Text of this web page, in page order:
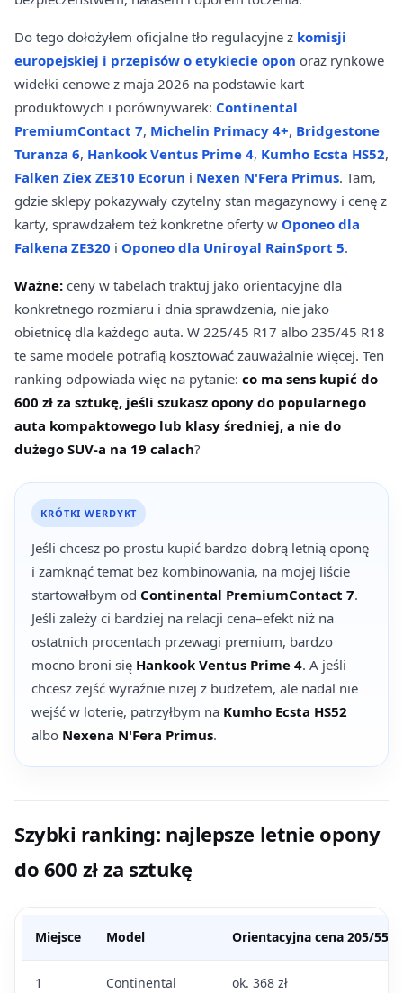
Do tego dołożyłem oficjalne tło regulacyjne z komisji
europejskiej i przepisów o etykiecie opon oraz rynkowe
widełki cenowe z maja 2026 na podstawie kart
produktowych i porównywarek: Continental
PremiumContact 7, Michelin Primacy 4+, Bridgestone
Turanza 6, Hankook Ventus Prime 4, Kumho Ecsta HS52,
Falken Ziex ZE310 Ecorun i Nexen N'Fera Primus. Tam,
gdzie sklepy pokazywały czytelny stan magazynowy i cenę z
karty, sprawdzałem też konkretne oferty w Oponeo dla
Falkena ZE320 i Oponeo dla Uniroyal RainSport 5.
Ważne: ceny w tabelach traktuj jako orientacyjne dla
konkretnego rozmiaru i dnia sprawdzenia, nie jako
obietnicę dla każdego auta. W 225/45 R17 albo 235/45 R18
te same modele potrafią kosztować zauważalnie więcej. Ten
ranking odpowiada więc na pytanie: co ma sens kupić do
600 zł za sztukę, jeśli szukasz opony do popularnego
auta kompaktowego lub klasy średniej, a nie do
dużego SUV-a na 19 calach?
KRÓTKI WERDYKT
Jeśli chcesz po prostu kupić bardzo dobrą letnią oponę
i zamknąć temat bez kombinowania, na mojej liście
startowałbym od Continental PremiumContact 7.
Jeśli zależy ci bardziej na relacji cena–efekt niż na
ostatnich procentach przewagi premium, bardzo
mocno broni się Hankook Ventus Prime 4. A jeśli
chcesz zejść wyraźnie niżej z budżetem, ale nadal nie
wejść w loterię, patrzyłbym na Kumho Ecsta HS52
albo Nexena N'Fera Primus.
Szybki ranking: najlepsze letnie opony
do 600 zł za sztukę
Miejsce Model Orientacyjna cena 205/55
1
Continental
ok. 368 zł